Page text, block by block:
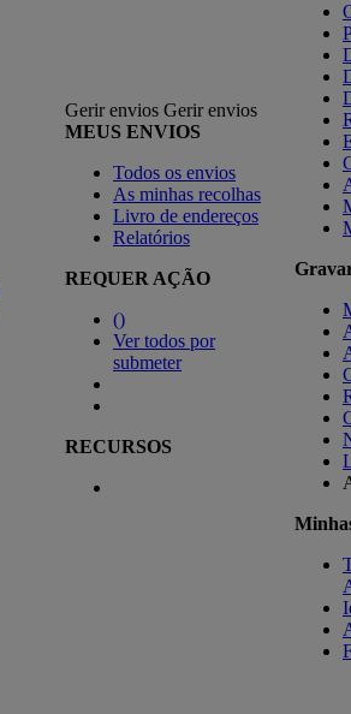
Gerir envios Gerir envios
MEUS ENVIOS
Todos os envios
As minhas recolhas
Livro de endereços
Relatórios
REQUER AÇÃO
()
Ver todos por
submeter
RECURSOS